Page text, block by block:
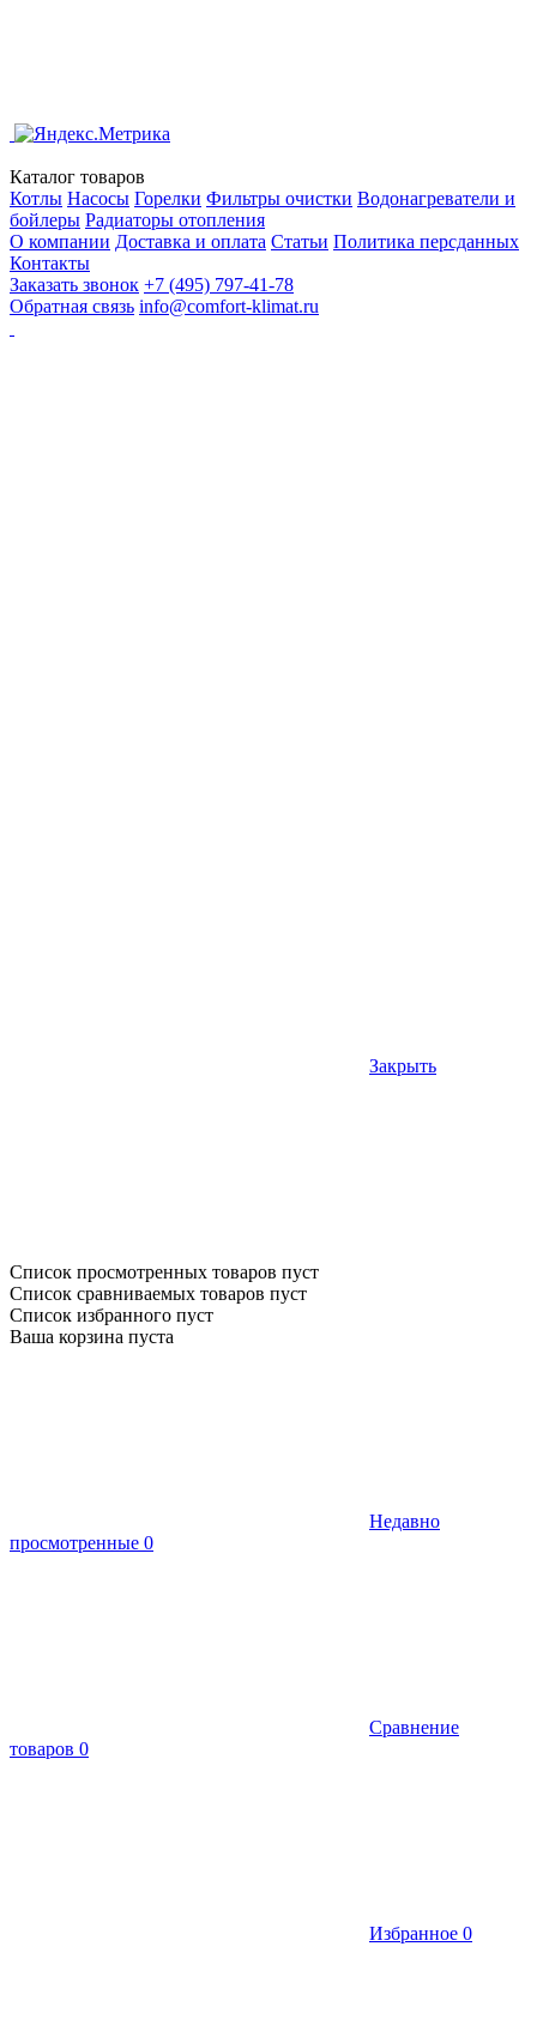
Каталог товаров
Котлы Насосы Горелки Фильтры очистки Водонагреватели и
бойлеры Радиаторы отопления
О компании Доставка и оплата Статьи Политика персданных
Контакты
Заказать звонок +7 (495) 797-41-78
Обратная связь info@comfort-klimat.ru
Закрыть
Список просмотренных товаров пуст
Список сравниваемых товаров пуст
Список избранного пуст
Ваша корзина пуста
Недавно
просмотренные 0
Сравнение
товаров 0
Избранное 0